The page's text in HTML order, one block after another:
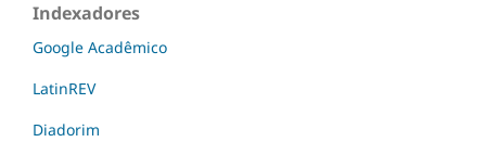
Indexadores
Google Acadêmico
LatinREV
Diadorim